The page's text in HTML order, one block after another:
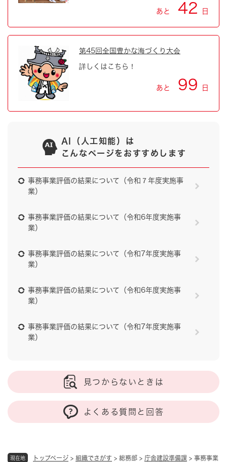
現在地 トップページ > 組織でさがす > 総務部 > 庁舎建設準備課 > 事務事業
あと 42 日
第45回全国豊かな海づくり大会
詳しくはこちら！
あと 99 日
AI（人工知能）は
こんなページをおすすめします
事務事業評価の結果について（令和７年度実施事
業）
事務事業評価の結果について（令和6年度実施事
業）
事務事業評価の結果について（令和7年度実施事
業）
事務事業評価の結果について（令和6年度実施事
業）
事務事業評価の結果について（令和7年度実施事
業）
見つからないときは
よくある質問と回答